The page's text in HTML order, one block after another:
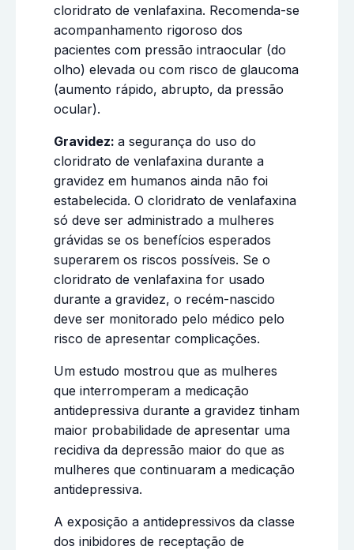
cloridrato de venlafaxina. Recomenda-se
acompanhamento rigoroso dos
pacientes com pressão intraocular (do
olho) elevada ou com risco de glaucoma
(aumento rápido, abrupto, da pressão
ocular).
Gravidez: a segurança do uso do
cloridrato de venlafaxina durante a
gravidez em humanos ainda não foi
estabelecida. O cloridrato de venlafaxina
só deve ser administrado a mulheres
grávidas se os benefícios esperados
superarem os riscos possíveis. Se o
cloridrato de venlafaxina for usado
durante a gravidez, o recém-nascido
deve ser monitorado pelo médico pelo
risco de apresentar complicações.
Um estudo mostrou que as mulheres
que interromperam a medicação
antidepressiva durante a gravidez tinham
maior probabilidade de apresentar uma
recidiva da depressão maior do que as
mulheres que continuaram a medicação
antidepressiva.
A exposição a antidepressivos da classe
dos inibidores de receptação de